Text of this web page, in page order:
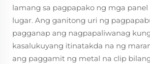
lamang sa pagpapako ng mga
lugar. Ang ganitong uri ng
pagganap ang nagpapaliwanag
kasalukuyang itinatakda na ng
ang paggamit ng metal na clip